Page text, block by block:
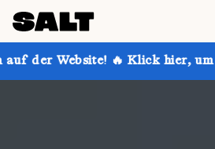
Klick hier, um mehr zu erfahren